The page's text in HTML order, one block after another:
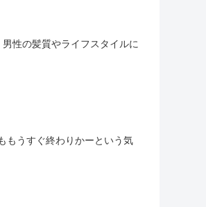
性の髪質やライフスタイルに
もうすぐ終わりかーという気